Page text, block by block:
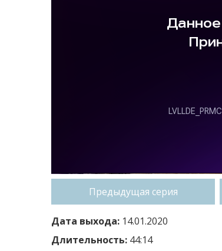
Предыдущая серия
Дата выхода: 14.01.2020
Длительность: 44:14